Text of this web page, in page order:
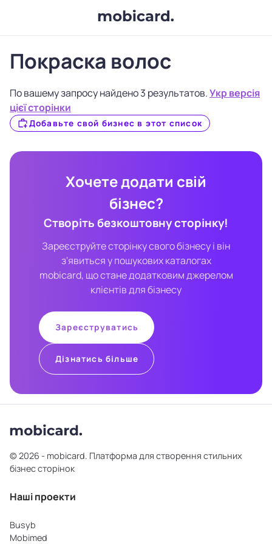
Покраска волос
По вашему запросу найдено 3 результатов.Укр версія
цієї сторінки
Добавьте свой бизнес в этот список
Хочете додати свій
бізнес?
Створіть безкоштовну сторінку!
Зареєструйте сторінку свого бізнесу і він
з'явиться у пошукових каталогах
mobicard, що стане додатковим джерелом
клієнтів для бізнесу
Зареєструватись
Дізнатись більше
© 2026 - mobicard. Платформа для створення стильних
бізнес сторінок
Наші проекти
Busyb
Mobimed